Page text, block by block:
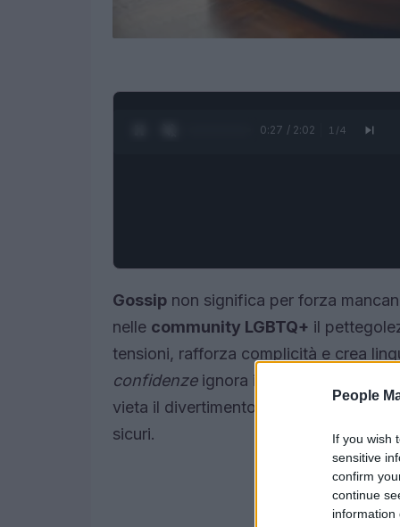
People
If you wish
sensitive
confirm
continue
information
0:28 / 2:02 1 /4
Gossip non significa per forza
nelle community LGBTQ+ il
tensioni, rafforza complicità e crea
confidenzeignora il
vieta il divertimento: lo incanala in un
sicuri.